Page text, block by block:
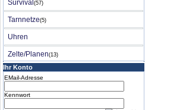
Survival (57)
Tarnnetze(5)
Uhren
Zelte/Planen(13)
Ihr Konto
EMail-Adresse
Kennwort